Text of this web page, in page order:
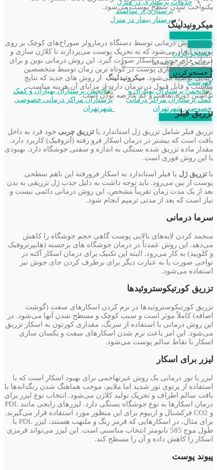
خدمات پرستاری در منزل
پرستاری از سالمند
پرستار بیمار در منزل
عضویت
جستجو کردن
جستجو کردن
فهرست
عضویت در انجمن
یکنواخت شدن سطح پوست می‌شود.
میکرونیدلینگ
در این روش درمانی توسط دستگاه درمارولر سوراخ‌های کوچک بر روی
پوست ایجاد می‌شود که به تحریک پوست می‌پردازند تا کلاژن سازی و
درمان جای جوش و اسکار صورت گیرد. این روش درمانی نوین و برای
زیبایی و جوانسازی پوست در کوتاه ترین زمان توسط متخصصین
زیبایی توصیه می‌شود. میکرونیدلینگ
از روش های جدید که نتایج
مناسب و قابل قبول در درمان دارد. از مزایای آن هزینه مناسب،
نداشتن دوره نقاهت و کم عارضه‌ بودن است.
تزریق فیلر
تزریق فیلر شامل تزریق ژل استاندارد یاتزریق چربی خود فرد به داخل
بافت است که بیشتر در درمان اسکار فرو رفته (آتروفیک) کاربرد دارد.
مقدار ماده تزریق شده بستگی به اندازه و سفتی جوشگاه دارد. بهبودی
با این روش فوری است.
باتزریق ژل یا فیلر استاندارد به اسکار فرورفته این ناهم سطحی
پوست از بین می‌رود. باید توجه داشت به دلیل جذب ژل تزریقی به بدن
بعد از یک مدت زمان تقریباً مشخص، این روش درمانی دائمی نیست و
نیاز است که بعد از مدتی ترمیم انجام شود.
سرما درمانی
منجمد کردن لایه‌های بالایی پوست گاهی حجم جوشگاه را کاهش
می‌دهد. این روش عمدتاً در درمان جوشگاه های برجسته (هایپرتروفیک
و کلویید) به کار می‌رود. البته این تکنیک برای درمان اسکار آکنه در
نواحی صورت یا به عبارت دیگر برای برطرف کردن جای جوش نیز
استفاده می‌شود.
تزریق کورتیکوستروئیدها
تزریق کورتیکوستروئیدها در نرم کردن اسکارهای سفت (گوشت
اضافه) کاملاً موثر است و سبب کوچک و مسطح شدن آنها می‌شود. در
این روش درمانی با استفاده از سرنگ، مقداری کورتون به اسکار تزریق
می‌شود. این امر باعث نرم شدن اسکارهای سفت و یکسان سازی
اسکار با نقاط سالم پوست می‌شود.
لیزر برای اسکار
لیزر یا نور درمانی یک روش غیرتهاجمی برای بهبود اسکار است که با
استفاده از پرتوی نور شدید اما ملایم، موجب هماهنگ شدن رنگدانه‌ها با
بافت سالم اطراف و تحریک تولید کلاژن می‌شود. انتخاب نوع لیزر برای
درمان اسکارها به نوع جوشگاه بستگی دارد. لیزرهای رایجی مانند PDL
و CO2 فرکشنال و اربیوم برای این منظور مورد استفاده قرار می‌گیرند.
برای مثال، در اسکارهایی که قرمز رنگ و ملتهب هستند، لیزر PDL با
طول موج 585 نانومتر انتخاب مناسبی است. این لیزر می‌تواند قرمزی
اسکار را کاهش داده و آن را مسطح کند.
پیوند پوست